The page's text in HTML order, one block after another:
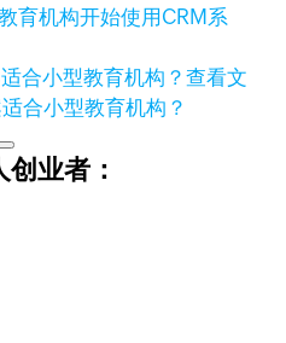
育机构开始使用CRM系
查看文
合小型教育机构？
业者：